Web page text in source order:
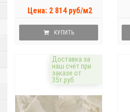
Цена: 2 814 руб/м2
КУПИТЬ
Доставка за
наш счёт при
заказе от
35т.руб